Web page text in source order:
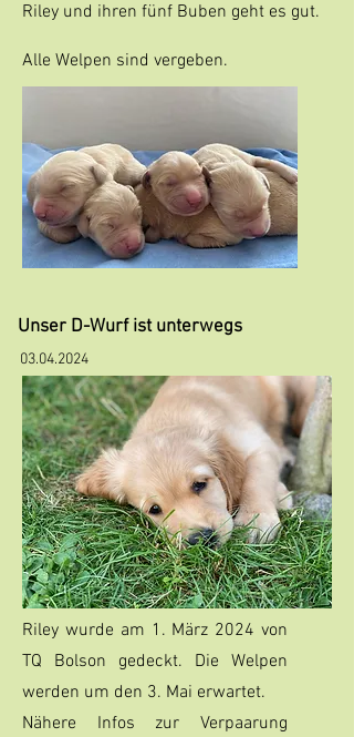
Riley und ihren fünf Buben geht es gut.
Alle Welpen sind vergeben.
Unser D-Wurf ist unterwegs
03.04.2024
Riley wurde am 1. März 2024 von
TQ Bolson gedeckt. Die Welpen
werden um den 3. Mai erwartet.
Nähere Infos zur Verpaarung